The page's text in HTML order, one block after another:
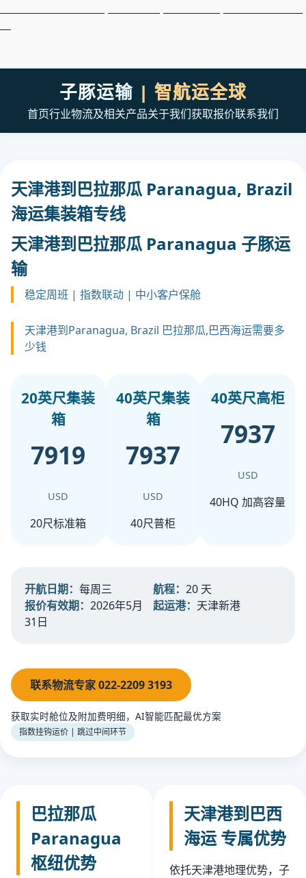
子豚运输 | 智航运全球
首页行业物流及相关产品关于我们获取报价联系我们
天津港到巴拉那瓜 Paranagua, Brazil
海运集装箱专线
天津港到巴拉那瓜 Paranagua 子豚运
输
稳定周班 | 指数联动 | 中小客户保舱
天津港到Paranagua, Brazil 巴拉那瓜,巴西海运需要多
少钱
20英尺集装
箱
7919
USD
20尺标准箱
40英尺集装
箱
7937
USD
40尺普柜
40英尺高柜
7937
USD
40HQ 加高容量
开航日期： 每周三 航程： 20 天
报价有效期： 2026年5月
31日
起运港： 天津新港
联系物流专家 022-2209 3193
获取实时舱位及附加费明细，AI智能匹配最优方案
指数挂钩运价 | 跳过中间环节
巴拉那瓜
Paranagua
枢纽优势
天津港到巴西
海运 专属优势
依托天津港地理优势，子